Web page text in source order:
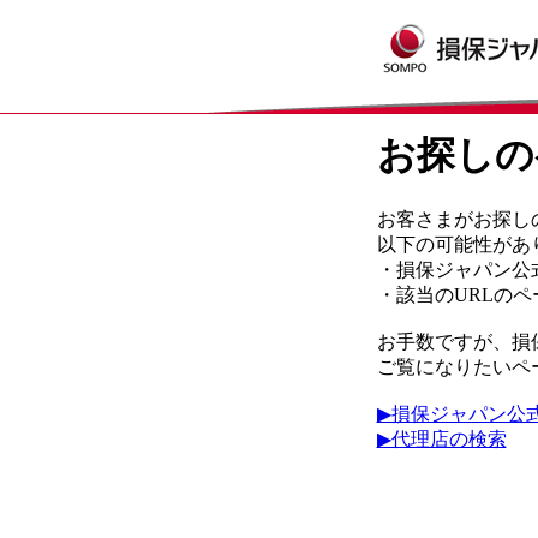
お探し
お客さまがお探
以下の可能性があ
・損保ジャパン
・該当のURLの
お手数ですが、
ご覧になりたい
▶損保ジャパン公
▶代理店の検索